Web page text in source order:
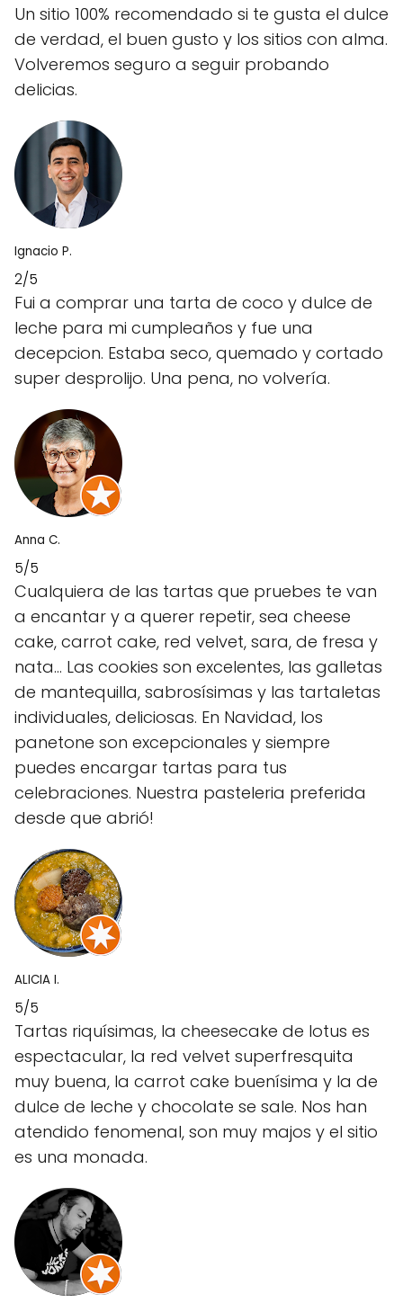
Un sitio 100% recomendado si te gusta el dulce
de verdad, el buen gusto y los sitios con alma.
Volveremos seguro a seguir probando
delicias.
Ignacio P.
2/5
Fui a comprar una tarta de coco y dulce de
leche para mi cumpleaños y fue una
decepcion. Estaba seco, quemado y cortado
super desprolijo. Una pena, no volvería.
Anna C.
5/5
Cualquiera de las tartas que pruebes te van
a encantar y a querer repetir, sea cheese
cake, carrot cake, red velvet, sara, de fresa y
nata… Las cookies son excelentes, las galletas
de mantequilla, sabrosísimas y las tartaletas
individuales, deliciosas. En Navidad, los
panetone son excepcionales y siempre
puedes encargar tartas para tus
celebraciones. Nuestra pasteleria preferida
desde que abrió!
ALICIA I.
5/5
Tartas riquísimas, la cheesecake de lotus es
espectacular, la red velvet superfresquita
muy buena, la carrot cake buenísima y la de
dulce de leche y chocolate se sale. Nos han
atendido fenomenal, son muy majos y el sitio
es una monada.